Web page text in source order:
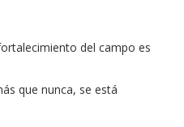
del campo es
que nunca, se está